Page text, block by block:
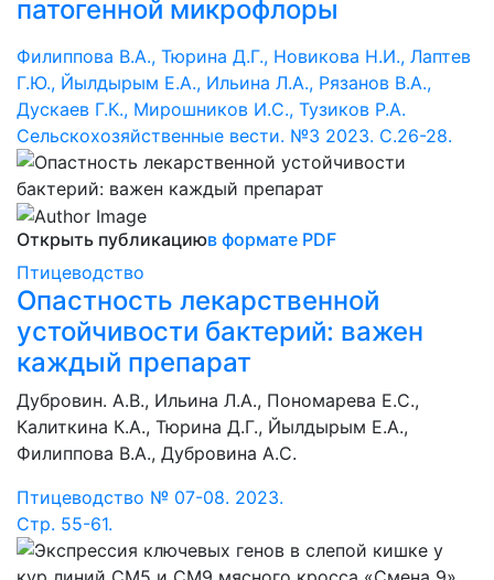
патогенной микрофлоры
Филиппова В.А., Тюрина Д.Г., Новикова Н.И., Лаптев
Г.Ю., Йылдырым Е.А., Ильина Л.А., Рязанов В.А.,
Дускаев Г.К., Мирошников И.С., Тузиков Р.А.
Сельскохозяйственные вести. №3 2023. С.26-28.
Открыть публикациюв формате PDF
Птицеводство
Опастность лекарственной
устойчивости бактерий: важен
каждый препарат
Дубровин. А.В., Ильина Л.А., Пономарева Е.С.,
Калиткина К.А., Тюрина Д.Г., Йылдырым Е.А.,
Филиппова В.А., Дубровина А.С.
Птицеводство № 07-08. 2023.
Стр. 55-61.